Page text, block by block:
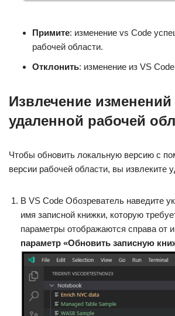
Примите: изменение vs Code
рабочей области.
Отклонить: изменение из VS
Извлечение изменений
удаленной рабочей
Чтобы обновить локальную версию с
версии рабочей области, вы извлеките
В VS Code Обозреватель наведите
имя записной книжки, которую
параметры отображаются справа от
параметр «Обновить записную